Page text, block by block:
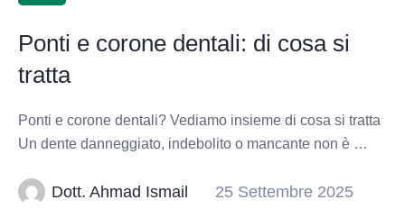
Ponti e corone dentali: di cosa si
tratta
Ponti e corone dentali? Vediamo insieme di cosa si tratta
Un dente danneggiato, indebolito o mancante non è …
Dott. Ahmad Ismail 25 Settembre 2025